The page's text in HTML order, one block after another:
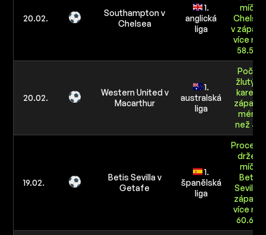
20.02.
Southampton v
Chelsea
1.
anglická
liga
míče
Chelsea
v
více než
58.5%
20.02.
Western United v
Macarthur
1.
australská
liga
Počet
žlutých
karet v
zápasu:
méně
než 4.5
19.02.
Betis Sevilla v
Getafe
1.
španělská
liga
držení
míče
Betis
Sevilla v
zápasu:
více než
60.6%